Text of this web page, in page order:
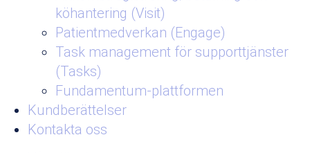
köhantering (Visit)
Patientmedverkan (Engage)
Task management för supporttjänster
(Tasks)
Fundamentum-plattformen
Kundberättelser
Kontakta oss